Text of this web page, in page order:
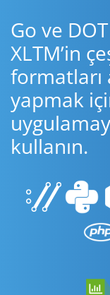
Go ve
XLTM’in
formatları
yapmak
kullanın.